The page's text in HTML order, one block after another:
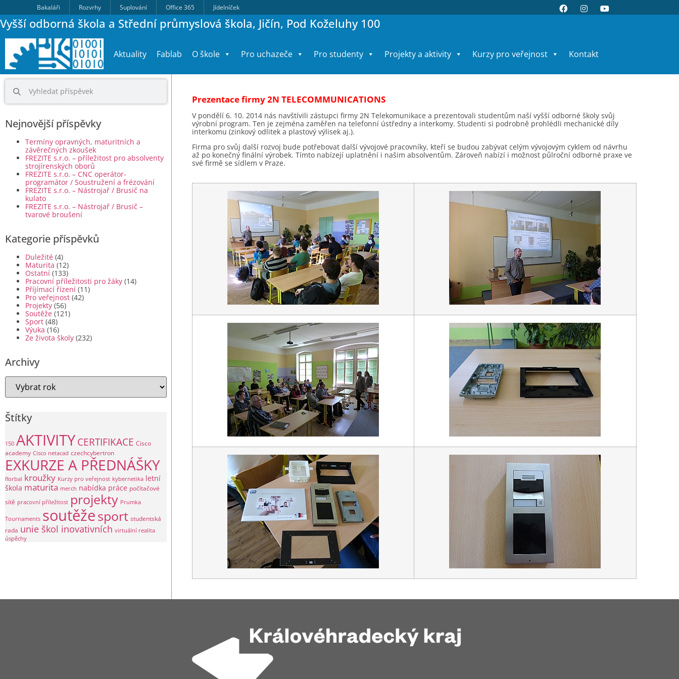
Bakaláři Rozvrhy Suplování Office 365 Jídelníček
Vyšší odborná škola a Střední průmyslová škola, Jičín, Pod Koželuhy 100
Aktuality Fablab O škole Pro uchazeče Pro studenty Projekty a aktivity Kurzy pro veřejnost Kontakt
Nejnovější příspěvky
Termíny opravných, maturitních a
závěrečných zkoušek
FREZITE s.r.o. – příležitost pro absolventy
strojírenských oborů
FREZITE s.r.o. – CNC operátor-
programátor / Soustružení a frézování
FREZITE s.r.o. – Nástrojař / Brusič na
kulato
FREZITE s.r.o. – Nástrojař / Brusič –
tvarové broušení
Kategorie příspěvků
Duležité (4)
Maturita (12)
Ostatní (133)
Pracovní příležitosti pro žáky (14)
Příjímací řízení (11)
Pro veřejnost (42)
Projekty (56)
Soutěže (121)
Sport (48)
Výuka (16)
Ze života školy (232)
Archivy
Štítky
150 AKTIVITYCERTIFIKACE Cisco
academy Cisco netacad czechcybertron
EXKURZE A PŘEDNÁŠKY
florbal kroužky Kurzy pro veřejnost kybernetika letní
škola maturita merch nabídka práce počítačové
sítě pracovní příležitost projekty Prumka
Tournaments soutěžesport studentská
rada unie škol inovativních virtuální realita
úspěchy
Prezentace firmy 2N TELECOMMUNICATIONS
V pondělí 6. 10. 2014 nás navštívili zástupci firmy 2N Telekomunikace a prezentovali studentům naší vyšší odborné školy svůj
výrobní program. Ten je zejména zaměřen na telefonní ústředny a interkomy. Studenti si podrobně prohlédli mechanické díly
interkomu (zinkový odlitek a plastový výlisek aj.).
Firma pro svůj další rozvoj bude potřebovat další vývojové pracovníky, kteří se budou zabývat celým vývojovým cyklem od návrhu
až po konečný finální výrobek. Tímto nabízejí uplatnění i našim absolventům. Zároveň nabízí i možnost půlroční odborné praxe ve
své firmě se sídlem v Praze.